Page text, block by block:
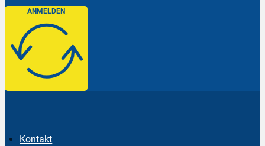
ANMELDEN
Kontakt